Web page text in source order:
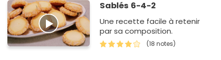
Sablés 6-4-2
Une recette facile à retenir
par sa composition.
(18 notes)